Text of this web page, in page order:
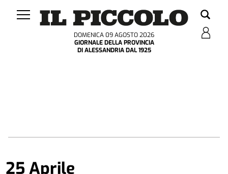
DOMENICA 09 AGOSTO 2026
GIORNALE DELLA PROVINCIA
DI ALESSANDRIA DAL 1925
25 Aprile